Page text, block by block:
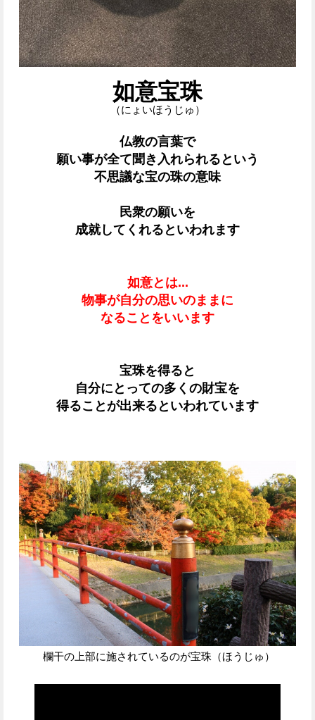
如意宝珠
（にょいほうじゅ）
仏教の言葉で
願い事が全て聞き入れられるという
不思議な宝の珠の意味
民衆の願いを
成就してくれるといわれます
如意とは...
物事が自分の思いのままに
なることをいいます
宝珠を得ると
自分にとっての多くの財宝を
得ることが出来るといわれています
欄干の上部に施されているのが宝珠（ほうじゅ）